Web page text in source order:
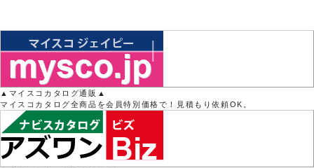
▲マイスコカタログ通販▲
マイスコカタログ全商品を会員特別価格で！見積もり依頼OK。